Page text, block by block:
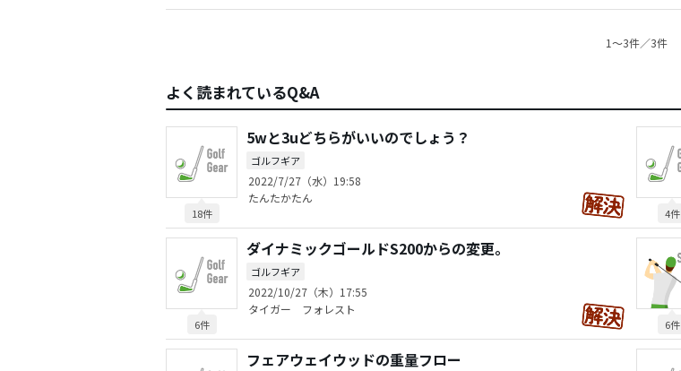
1〜3件／3件
よく読まれているQ&A
18件
5wと3uどちらがいいのでしょう？
ゴルフギア
2022/7/27（水）19:58
たんたかたん
4件
6件
ダイナミックゴールドS200からの変更。
ゴルフギア
2022/10/27（木）17:55
タイガー フォレスト
6件
フェアウェイウッドの重量フロー